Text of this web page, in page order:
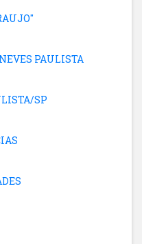
PAULISTA
SP